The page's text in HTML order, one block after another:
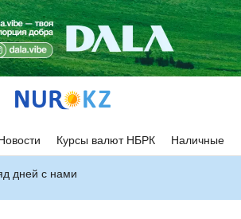
Курсы валют НБРК Наличные
дней с нами